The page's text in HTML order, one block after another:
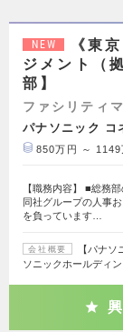
NEW
《東
ジメント（
部】
ファシリティ
パナソニック コ
850万円 ～ 1149
【職務内容】 ■総務
同社グループの人事
を負っています…
会社概要
【パナ
ソニックホールディ